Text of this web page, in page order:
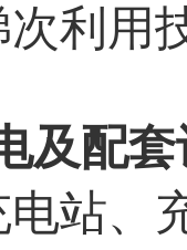
利用
及配
站、